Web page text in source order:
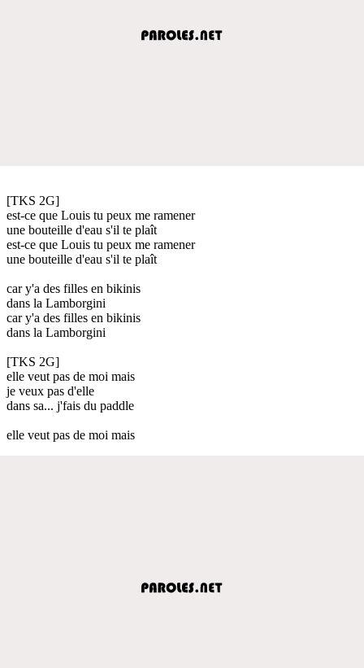
[TKS 2G]
est-ce que Louis tu peux me ramener
une bouteille d'eau s'il te plaît
est-ce que Louis tu peux me ramener
une bouteille d'eau s'il te plaît
car y'a des filles en bikinis
dans la Lamborgini
car y'a des filles en bikinis
dans la Lamborgini
[TKS 2G]
elle veut pas de moi mais
je veux pas d'elle
dans sa... j'fais du paddle
elle veut pas de moi mais